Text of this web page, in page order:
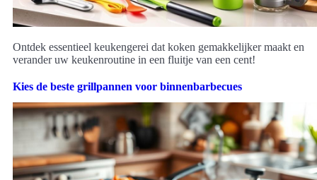
Ontdek essentieel keukengerei dat koken gemakkelijker maakt en
verander uw keukenroutine in een fluitje van een cent!
Kies de beste grillpannen voor binnenbarbecues